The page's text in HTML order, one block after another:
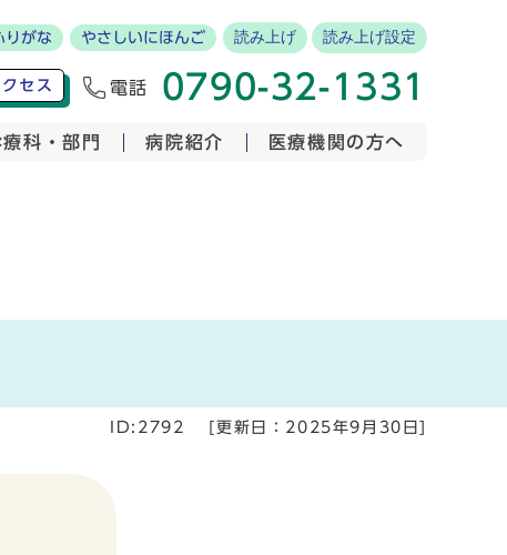
りがな やさしいにほんご 読み上げ 読み上げ設定
セス 電話 0790-32-1331
療科・部門 病院紹介 医療機関の方へ
ID:2792 [更新日： 2025年9月30日